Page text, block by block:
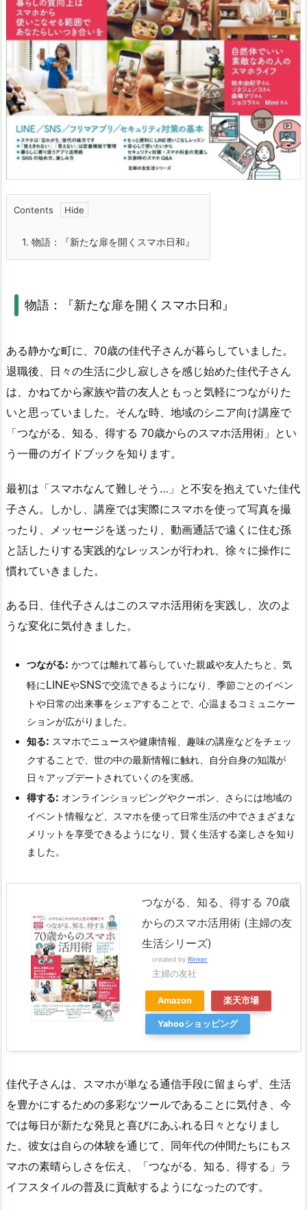
Contents
1. 物語：『新たな扉を開くスマホ日和』
物語：『新たな扉を開くスマホ日和』
ある静かな町に、 70歳の佳代子さんが暮らしていました。
退職後、日々の生活に少し寂しさを感じ始めた佳代子さん
は、かねてから家族や昔の友人ともっと気軽につながりた
いと思っていました。そんな時、地域のシニア向け講座で
「つながる、知る、得する 70歳からのスマホ活用術」とい
う一冊のガイドブックを知ります。
最初は「スマホなんて難しそう…」と不安を抱えていた佳代
子さん。しかし、講座では実際にスマホを使って写真を撮
ったり、メッセージを送ったり、動画通話で遠くに住む孫
と話したりする実践的なレッスンが行われ、徐々に操作に
慣れていきました。
ある日、佳代子さんはこのスマホ活用術を実践し、次のよ
うな変化に気付きました。
つながる: かつては離れて暮らしていた親戚や友人たちと、気
軽にLINEやSNSで交流できるようになり、季節ごとのイベン
トや日常の出来事をシェアすることで、心温まるコミュニケー
ションが広がりました。
知る: スマホでニュースや健康情報、趣味の講座などをチェッ
クすることで、世の中の最新情報に触れ、自分自身の知識が
日々アップデートされていくのを実感。
得する: オンラインショッピングやクーポン、さらには地域の
イベント情報など、スマホを使って日常生活の中でさまざまな
メリットを享受できるようになり、賢く生活する楽しさを知り
ました。
つながる、知る、得する 70歳
からのスマホ活用術 (主婦の友
生活シリーズ)
created by Rinker
主婦の友社
Amazon 楽天市場
Yahooショッピング
佳代子さんは、スマホが単なる通信手段に留まらず、生活
を豊かにするための多彩なツールであることに気付き、今
では毎日が新たな発見と喜びにあふれる日々となりまし
た。彼女は自らの体験を通じて、同年代の仲間たちにもス
マホの素晴らしさを伝え、「つながる、知る、得する」ラ
イフスタイルの普及に貢献するようになったのです。